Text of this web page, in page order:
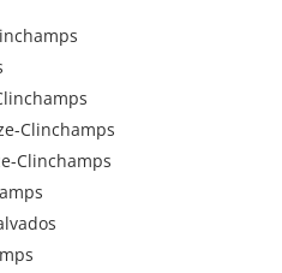
Clinchamps
Clinchamps